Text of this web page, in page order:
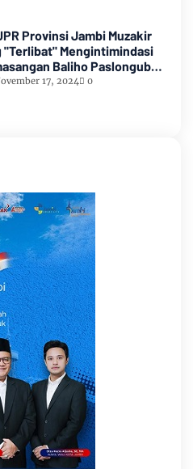
Provinsi Jambi Muzakir
"Terlibat" Mengintimindasi
Baliho Paslongub
17, 2024 0